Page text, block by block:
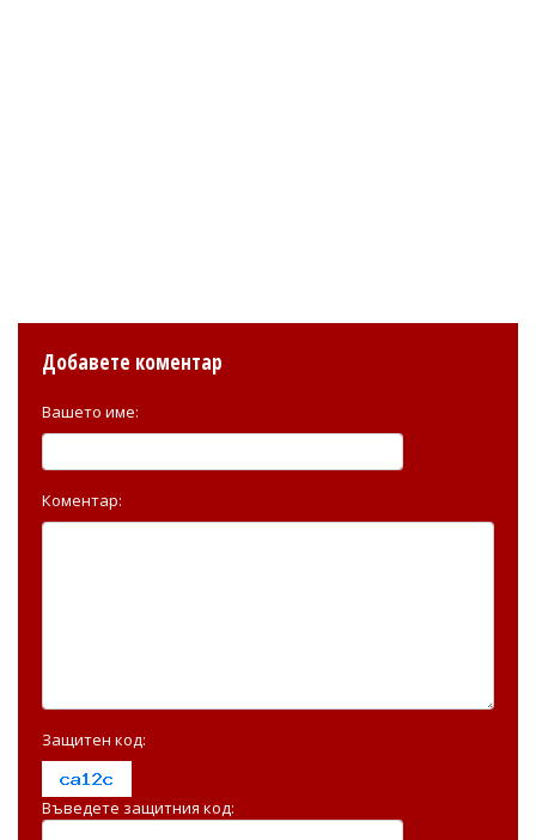
Добавете коментар
Вашето име:
Коментар:
Защитен код:
Въведете защитния код: